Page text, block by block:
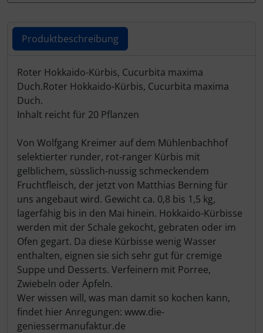
Produktbeschreibung
Produktbeschreibung
Roter Hokkaido-Kürbis, Cucurbita maxima
Duch.Roter Hokkaido-Kürbis, Cucurbita maxima
Duch.
Inhalt reicht für 20 Pflanzen
Von Wolfgang Kreimer auf dem Mühlenbachhof
selektierter runder, rot-ranger Kürbis mit
gelblichem, süsslich-nussig schmeckendem
Fruchtfleisch, der jetzt von Matthias Berning für
uns angebaut wird. Gewicht ca. 0,8 bis 1,5 kg,
lagerfähig bis in den Mai hinein. Hokkaido-Kürbisse
werden mit der Schale gekocht, gebraten oder im
Ofen gegart. Da diese Kürbisse wenig Wasser
enthalten, eignen sie sich sehr gut für cremige
Suppe und Desserts. Verfeinern mit Porree,
Zwiebeln oder Äpfeln.
Wer wissen will, was man damit so kochen kann,
findet hier Anregungen: www.die-
geniessermanufaktur.de